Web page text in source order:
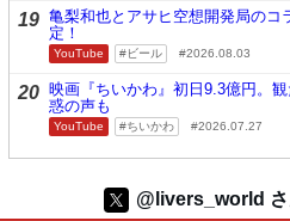
19 亀梨和也とアサヒ空想開発局のコ
定！
YouTube ビール 2026.08.03
20 映画『ちいかわ』初日9.3億円。
惑の声も
YouTube ちいかわ 2026.07.27
@livers_world